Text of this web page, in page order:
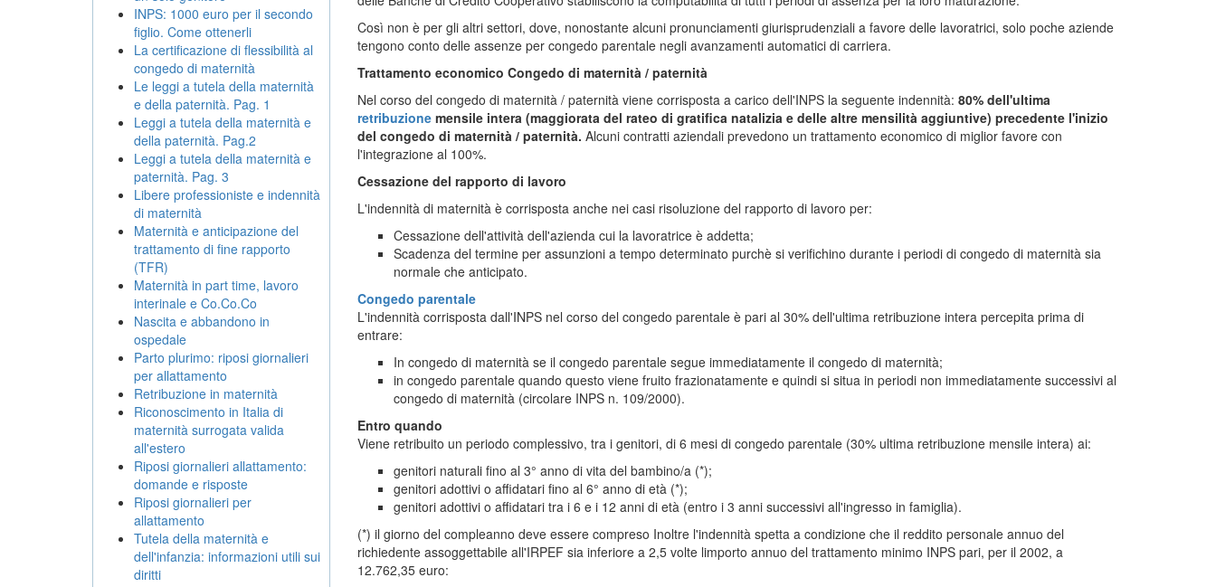
Così non è per gli altri settori, dove, nonostante alcuni pronunciamenti giurisprudenziali a favore delle lavoratrici, solo poche aziende
tengono conto delle assenze per congedo parentale negli avanzamenti automatici di carriera.
Trattamento economico Congedo di maternità / paternità
Nel corso del congedo di maternità / paternità viene corrisposta a carico dell'INPS la seguente indennità: 80% dell'ultima
retribuzionemensile intera (maggiorata del rateo di gratifica natalizia e delle altre mensilità aggiuntive) precedente l'inizio
del congedo di maternità / paternità. Alcuni contratti aziendali prevedono un trattamento economico di miglior favore con
l'integrazione al 100%.
Cessazione del rapporto di lavoro
L'indennità di maternità è corrisposta anche nei casi risoluzione del rapporto di lavoro per:
Cessazione dell'attività dell'azienda cui la lavoratrice è addetta;
Scadenza del termine per assunzioni a tempo determinato purchè si verifichino durante i periodi di congedo di maternità sia
normale che anticipato.
Congedo parentale
L'indennità corrisposta dall'INPS nel corso del congedo parentale è pari al 30% dell'ultima retribuzione intera percepita prima di
entrare:
In congedo di maternità se il congedo parentale segue immediatamente il congedo di maternità;
in congedo parentale quando questo viene fruito frazionatamente e quindi si situa in periodi non immediatamente successivi al
congedo di maternità (circolare INPS n. 109/2000).
Entro quando
Viene retribuito un periodo complessivo, tra i genitori, di 6 mesi di congedo parentale (30% ultima retribuzione mensile intera) ai:
genitori naturali fino al 3° anno di vita del bambino/a (*);
genitori adottivi o affidatari fino al 6° anno di età (*);
genitori adottivi o affidatari tra i 6 e i 12 anni di età (entro i 3 anni successivi all'ingresso in famiglia).
(*) il giorno del compleanno deve essere compreso Inoltre l'indennità spetta a condizione che il reddito personale annuo del
richiedente assoggettabile all'IRPEF sia inferiore a 2,5 volte limporto annuo del trattamento minimo INPS pari, per il 2002, a
12.762,35 euro:
INPS: 1000 euro per il secondo
figlio. Come ottenerli
La certificazione di flessibilità al
congedo di maternità
Le leggi a tutela della maternità
e della paternità. Pag. 1
Leggi a tutela della maternità e
della paternità. Pag.2
Leggi a tutela della maternità e
paternità. Pag. 3
Libere professioniste e indennità
di maternità
Maternità e anticipazione del
trattamento di fine rapporto
(TFR)
Maternità in part time, lavoro
interinale e Co.Co.Co
Nascita e abbandono in
ospedale
Parto plurimo: riposi giornalieri
per allattamento
Retribuzione in maternità
Riconoscimento in Italia di
maternità surrogata valida
all'estero
Riposi giornalieri allattamento:
domande e risposte
Riposi giornalieri per
allattamento
Tutela della maternità e
dell'infanzia: informazioni utili sui
diritti